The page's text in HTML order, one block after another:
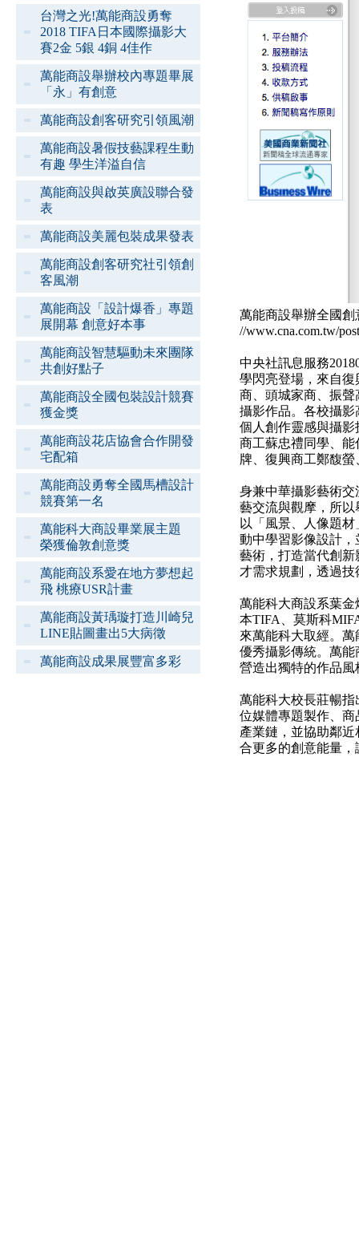
台灣之光!萬能商設勇奪
2018 TIFA日本國際攝影大
賽2金 5銀 4銅 4佳作
萬能商設舉辦校內專題畢展
「永」有創意
萬能商設創客研究引領風潮
萬能商設暑假技藝課程生動
有趣 學生洋溢自信
萬能商設與啟英廣設聯合發
表
萬能商設美麗包裝成果發表
萬能商設創客研究社引領創
客風潮
萬能商設「設計爆香」專題
展開幕 創意好本事
萬能商設智慧驅動未來團隊
共創好點子
萬能商設全國包裝設計競賽
獲金獎
萬能商設花店協會合作開發
宅配箱
萬能商設勇奪全國馬槽設計
競賽第一名
萬能科大商設畢業展主題
榮獲倫敦創意獎
萬能商設系愛在地方夢想起
飛 桃療USR計畫
萬能商設黃瑀璇打造川崎兒
LINE貼圖畫出5大病徵
萬能商設成果展豐富多彩
萬能商設舉辦全國
//www.cna.com.tw/
中央社訊息服務
學閃亮登場，來自
商、頭城家商、振
攝影作品。各校攝
個人創作靈感與攝
商工蘇忠禮同學、
牌、復興商工鄭馥
身兼中華攝影藝術
藝交流與觀摩，所
以「風景、人像題
動中學習影像設計
藝術，打造當代創
才需求規劃，透過
萬能科大商設系葉
本TIFA、莫斯科
來萬能科大取經。
優秀攝影傳統。萬
營造出獨特的作品
萬能科大校長莊暢
位媒體專題製作、
產業鏈，並協助鄰
合更多的創意能量